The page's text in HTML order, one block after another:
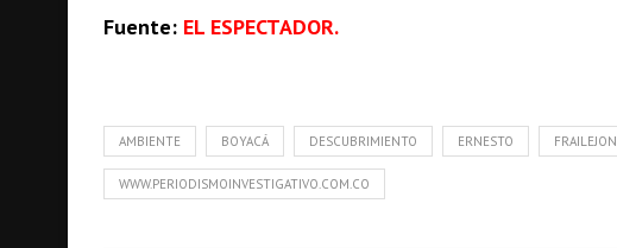
Fuente: EL ESPECTADOR.
AMBIENTE BOYACÁ DESCUBRIMIENTO ERNESTO FRAILEJON
WWW.PERIODISMOINVESTIGATIVO.COM.CO